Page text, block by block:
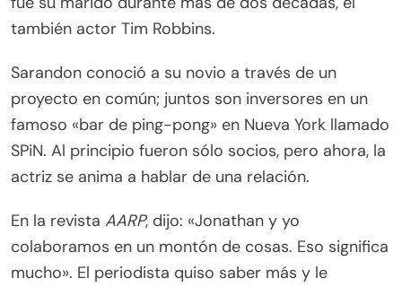
también actor Tim Robbins.
Sarandon conoció a su novio a través de un
proyecto en común; juntos son inversores en un
famoso «bar de ping-pong» en Nueva York llamado
SPiN. Al principio fueron sólo socios, pero ahora, la
actriz se anima a hablar de una relación.
En la revista AARP, dijo: «Jonathan y yo
colaboramos en un montón de cosas. Eso significa
mucho». El periodista quiso saber más y le